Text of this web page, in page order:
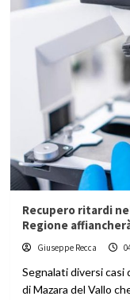
Recupero ritardi
Regione
Giuseppe Recca
Segnalati diversi casi
di Mazara del Vallo